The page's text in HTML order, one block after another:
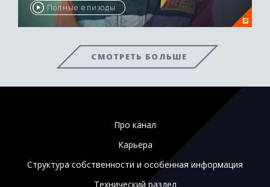
Полные епизоды
СМОТРЕТЬ БОЛЬШЕ
Про канал
Карьера
Структура собственности и особенная информация
Технический раздел